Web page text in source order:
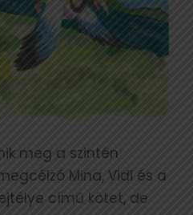
meg a szintén
Mina, Vidi és a
című kötet, de